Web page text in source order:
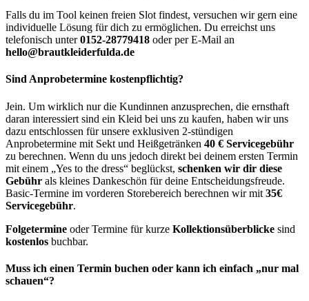
Falls du im Tool keinen freien Slot findest, versuchen wir gern eine
individuelle Lösung für dich zu ermöglichen. Du erreichst uns
telefonisch unter0152-28779418 oder per E-Mail an
hello@brautkleiderfulda.de
Sind Anprobetermine kostenpflichtig?
Jein. Um wirklich nur die Kundinnen anzusprechen, die ernsthaft
daran interessiert sind ein Kleid bei uns zu kaufen, haben wir uns
dazu entschlossen für unsere exklusiven 2-stündigen
Anprobetermine mit Sekt und Heißgetränken 40 € Servicegebühr
zu berechnen. Wenn du uns jedoch direkt bei deinem ersten Termin
mit einem „Yes to the dress“ beglückst, schenken wir dir diese
Gebühr als kleines Dankeschön für deine Entscheidungsfreude.
Basic-Termine im vorderen Storebereich berechnen wir mit 35€
Servicegebühr.
Folgetermine oder Termine für kurze Kollektionsüberblicke sind
kostenlos buchbar.
Muss ich einen Termin buchen oder kann ich einfach „nur mal
schauen“?